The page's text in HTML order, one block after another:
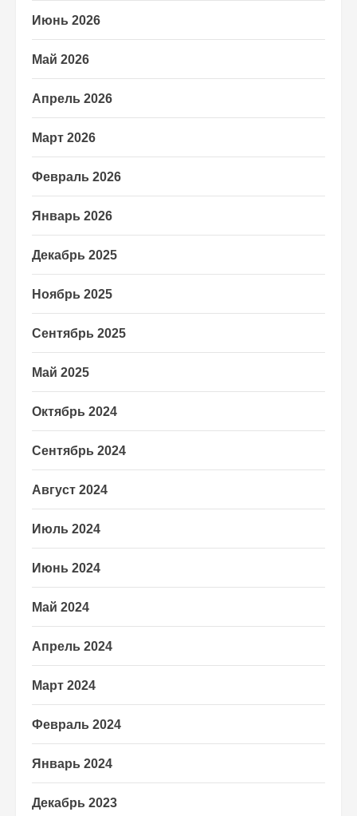
Июнь 2026
Май 2026
Апрель 2026
Март 2026
Февраль 2026
Январь 2026
Декабрь 2025
Ноябрь 2025
Сентябрь 2025
Май 2025
Октябрь 2024
Сентябрь 2024
Август 2024
Июль 2024
Июнь 2024
Май 2024
Апрель 2024
Март 2024
Февраль 2024
Январь 2024
Декабрь 2023